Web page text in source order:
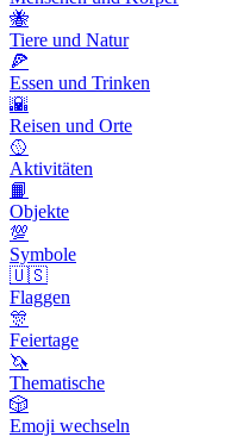
🐝
Tiere und Natur
🍕
Essen und Trinken
🌇
Reisen und Orte
🥎
Aktivitäten
📙
Objekte
💯
Symbole
🇺🇸
Flaggen
🎊
Feiertage
🦄
Thematische
🎲
Emoji wechseln